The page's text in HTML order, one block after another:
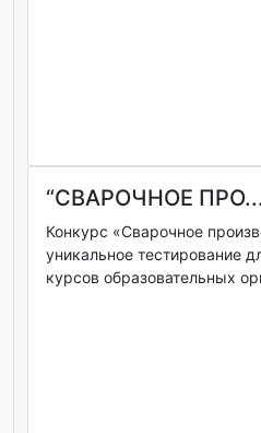
“СВАРОЧНОЕ
Конкурс «Сварочное
уникальное тестирование
курсов образовательных